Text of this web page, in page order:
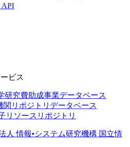
API
ビス
研究費助成事業データベース
関リポジトリデータベース
リソースリポジトリ